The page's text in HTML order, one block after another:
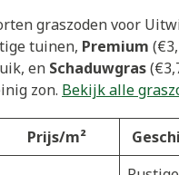
graszoden voor
tuinen, Premium
en Schaduwgras
zon. Bekijk alle
Prijs/m²